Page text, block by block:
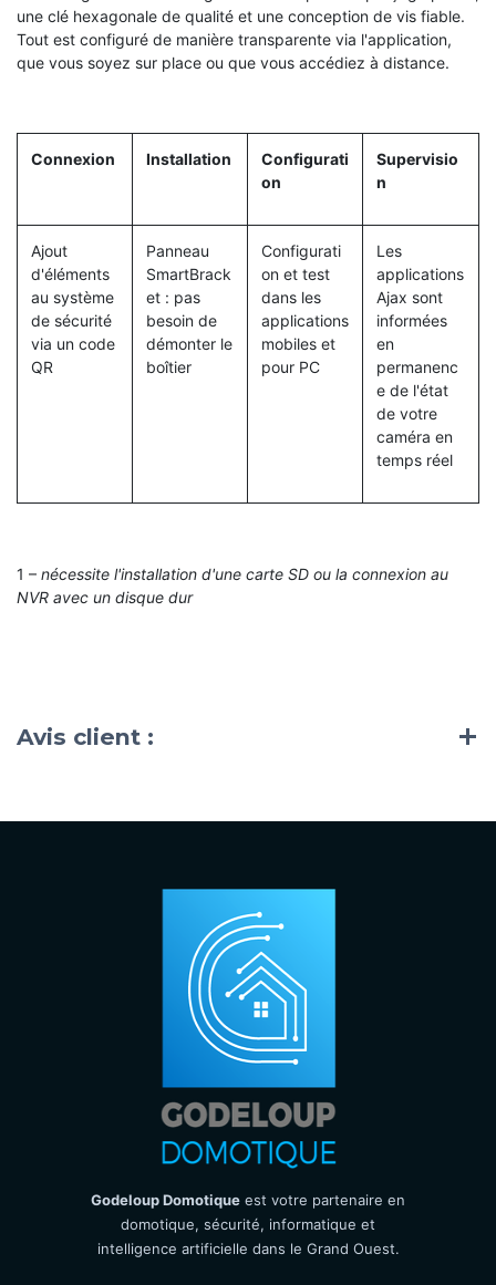
une clé hexagonale de qualité et une conception de vis fiable.
Tout est configuré de manière transparente via l'application,
que vous soyez sur place ou que vous accédiez à distance.
Connexion Installation
Configurati
on
Supervisio
n
Ajout
d'éléments
au système
de sécurité
via un code
QR
Panneau
SmartBrack
et : pas
besoin de
démonter le
boîtier
Configurati
on et test
dans les
applications
mobiles et
pour PC
Les
applications
Ajax sont
informées
en
permanenc
e de l'état
de votre
caméra en
temps réel
1 – nécessite l'installation d'une carte SD ou la connexion au
NVR avec un disque dur
Avis client :
Godeloup Domotique est votre partenaire en
domotique, sécurité, informatique et
intelligence artificielle dans le Grand Ouest.